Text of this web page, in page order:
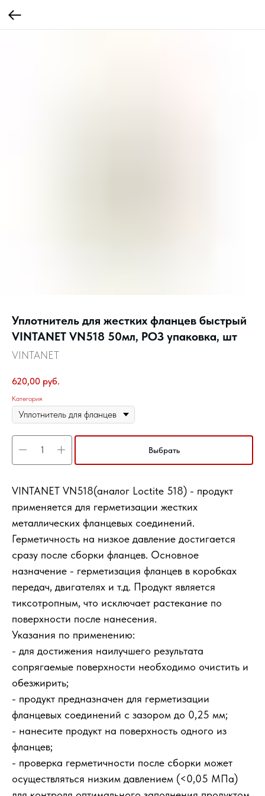
Уплотнитель для жестких фланцев быстрый
VINTANET VN518 50мл, РОЗ упаковка, шт
VINTANET
620,00 руб.
Категория
Выбрать
VINTANET VN518(аналог Loctite 518) - продукт
применяется для герметизации жестких
металлических фланцевых соединений.
Герметичность на низкое давление достигается
сразу после сборки фланцев. Основное
назначение - герметизация фланцев в коробках
передач, двигателях и т.д. Продукт является
тиксотропным, что исключает растекание по
поверхности после нанесения.
Указания по применению:
- для достижения наилучшего результата
сопрягаемые поверхности необходимо очистить и
обезжирить;
- продукт предназначен для герметизации
фланцевых соединений с зазором до 0,25 мм;
- нанесите продукт на поверхность одного из
фланцев;
- проверка герметичности после сборки может
осуществляться низким давлением (<0,05 МПа)